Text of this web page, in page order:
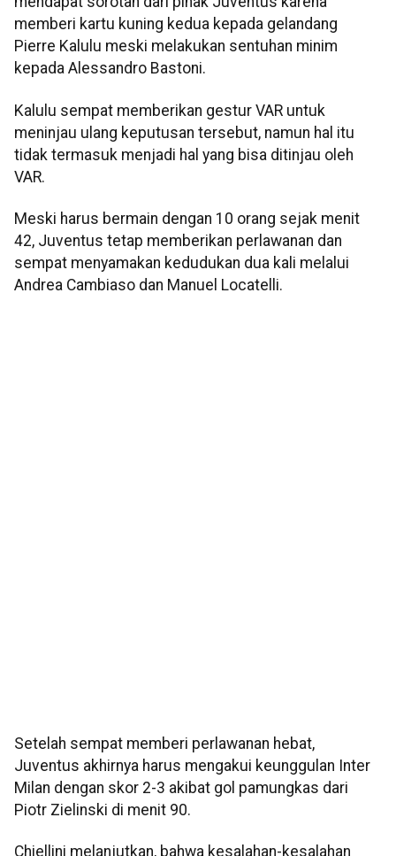
memberi kartu kuning kedua kepada gelandang
Pierre Kalulu meski melakukan sentuhan minim
kepada Alessandro Bastoni.
Kalulu sempat memberikan gestur VAR untuk
meninjau ulang keputusan tersebut, namun hal itu
tidak termasuk menjadi hal yang bisa ditinjau oleh
VAR.
Meski harus bermain dengan 10 orang sejak menit
42, Juventus tetap memberikan perlawanan dan
sempat menyamakan kedudukan dua kali melalui
Andrea Cambiaso dan Manuel Locatelli.
Setelah sempat memberi perlawanan hebat,
Juventus akhirnya harus mengakui keunggulan Inter
Milan dengan skor 2-3 akibat gol pamungkas dari
Piotr Zielinski di menit 90.
Chiellini melanjutkan, bahwa kesalahan-kesalahan